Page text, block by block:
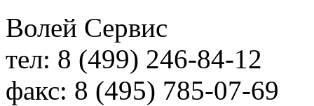
Волей Сервис
тел: 8 (499) 246-84-12
факс: 8 (495) 785-07-69